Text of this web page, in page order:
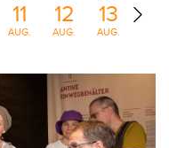
11
AUG.
12
AUG.
13
AUG.